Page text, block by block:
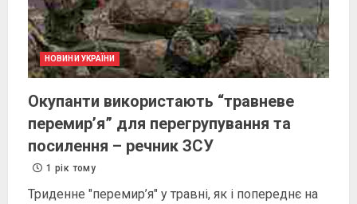
НОВИНИ УКРАЇНИ
Окупанти використають “травневе
перемир’я” для перегрупування та
посилення – речник ЗСУ
1 рік тому
Триденне "перемир’я" у травні, як і попереднє на